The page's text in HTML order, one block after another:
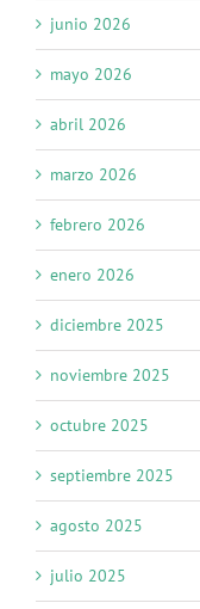
junio 2026
mayo 2026
abril 2026
marzo 2026
febrero 2026
enero 2026
diciembre 2025
noviembre 2025
octubre 2025
septiembre 2025
agosto 2025
julio 2025